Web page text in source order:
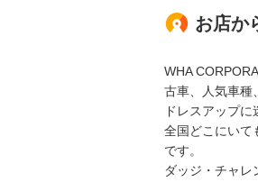
お店か
WHA
古車、人気車種
ドレスアップ
全国どこにいて
です。
ダッジ・チャレ